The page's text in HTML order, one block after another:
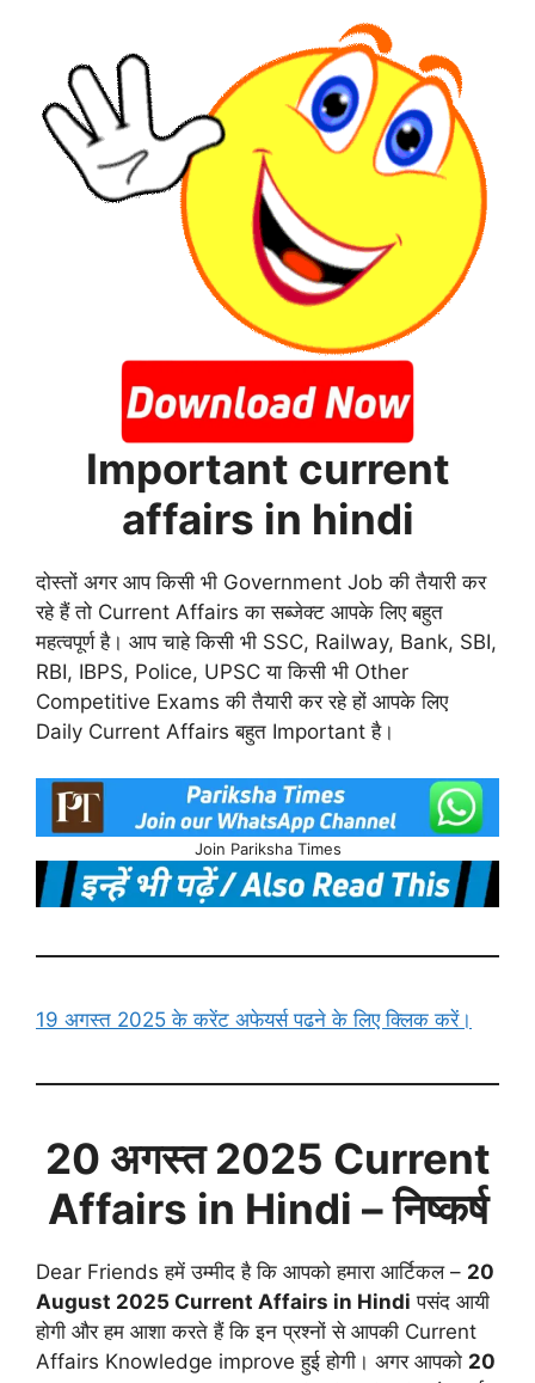
Important current
affairs in hindi
दोस्तों अगर आप किसी भी Government Job की तैयारी कर
रहे हैं तो Current Affairs का सब्जेक्ट आपके लिए बहुत
महत्वपूर्ण है। आप चाहे किसी भी SSC, Railway, Bank, SBI,
RBI, IBPS, Police, UPSC या किसी भी Other
Competitive Exams की तैयारी कर रहे हों आपके लिए
Daily Current Affairs बहुत Important है।
Join Pariksha Times
19 अगस्त 2025 के करेंट अफेयर्स पढने के लिए क्लिक करें।
20 अगस्त2025 Current
Affairs in Hindi – निष्कर्ष
Dear Friends हमें उम्मीद है कि आपको हमारा आर्टिकल – 20
August 2025 Current Affairs in Hindi पसंद आयी
होगी और हम आशा करते हैं कि इन प्रश्नों से आपकी Current
Affairs Knowledge improve हुई होगी। अगर आपको 20